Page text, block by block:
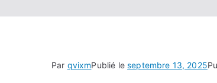
Par qvixmPublié leseptembre 13, 2025